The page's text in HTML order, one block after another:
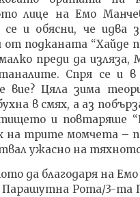
лице на Емо
се и обясни, че идва
от подканата “Хайде
преди да изляза,
Спря се и в
вие? Цяла зима
в смях, а аз
и повтаряше
на трите момчета –
ужасно на
да благодаря на
Парашутна Рота/3-та